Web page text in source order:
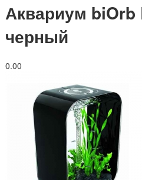
Аквариум biOrb
черный
0.00